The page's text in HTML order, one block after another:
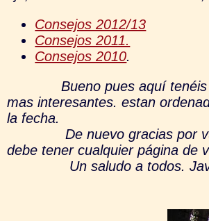
Consejos 2012/13
Consejos 2011.
Consejos 2010.
Bueno pues aquí tenéis los
mas interesantes. estan
la fecha.
De nuevo gracias por
debe tener cualquier página de
Un saludo a todos.